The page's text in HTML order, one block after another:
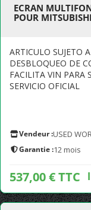
ECRAN
POUR
ARTICULO SUJETO
DESBLOQUEO DE
FACILITA VIN PARA
SERVICIO OFICIAL
Vendeur :USED
Garantie :12 mois
537,00 € TTC